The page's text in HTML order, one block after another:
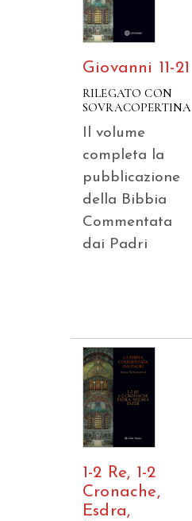
Giovanni 11-21
RILEGATO CON
SOVRACOPERTINA
Il volume
completa la
pubblicazione
della Bibbia
Commentata
dai Padri
1-2 Re, 1-2
Cronache,
Esdra,